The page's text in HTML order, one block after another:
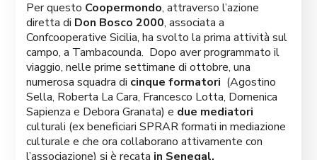
Per questo Coopermondo, attraverso l’azione
diretta di Don Bosco 2000, associata a
Confcooperative Sicilia, ha svolto la prima attività sul
campo, a Tambacounda. Dopo aver programmato il
viaggio, nelle prime settimane di ottobre, una
numerosa squadra di cinque formatori (Agostino
Sella, Roberta La Cara, Francesco Lotta, Domenica
Sapienza e Debora Granata) e due mediatori
culturali (ex beneficiari SPRAR formati in mediazione
culturale e che ora collaborano attivamente con
l’associazione) si è recata in Senegal.